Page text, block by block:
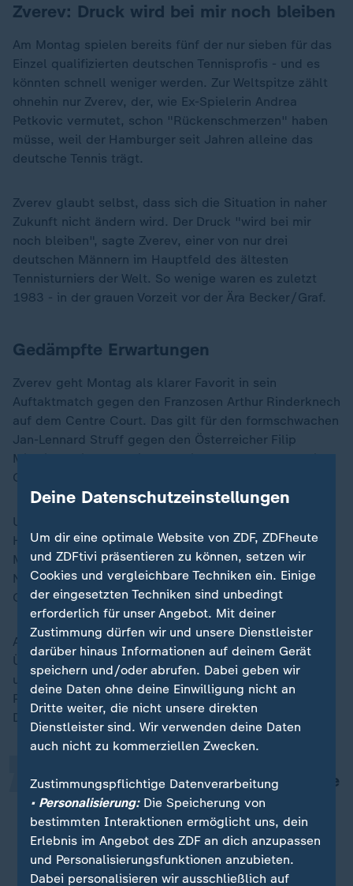
Zverev: Druck wird bei mir noch bleiben
Am Montag spielen bereits fünf der nur sieben für das
Einzel qualifizierten deutschen Tennisprofis - und es
könnten schnell weniger werden. Zur Weltspitze zählt
ohnehin nur Zverev, der, wie Ex-Spielerin Andrea
Petkovic vermutet, schon "Rückenschmerzen" haben
müsse, weil der Hamburger seit Jahren alleine das
deutsche Tennis trägt.
Zverev glaubt selbst, dass sich die Situation in naher
Zukunft nicht ändern wird. Der Druck "wird bei mir
noch bleiben", sagte Zverev, einer von nur drei
deutschen Männern im Hauptfeld des ältesten
Tennisturniers der Welt. So wenige waren es zuletzt
1983 - in der grauen Vorzeit vor der Ära Becker/Graf.
Gedämpfte Erwartungen
Zverev geht Montag als klarer Favorit in sein
Auftaktmatch gegen den Franzosen Arthur Rinderknech
auf dem Centre Court. Das gilt für den formschwachen
Jan-Lennard Struff gegen den Österreicher Filip
Misolic sowie für Daniel Altmaier gegen den Kanadier
Gabriel Diallo nicht.
Und bei den deutschen Frauen? Da ruhen die
Hoffnungen vor allem auf Queen's-Siegerin Tatjana
Maria. Die 37-Jährige greift ebenso wie
Nachwuchshoffnung Ella Seidel erst am Dienstag ins
Geschehen ein.
Am ersten Turniertag kämpfen Australian-Open-
Überraschung Eva Lys (gegen die Chinesin Yuan Yue)
und Laura Siegemund (gegen die US-Amerikanerin
Peyton Stearns) um den Einzug in die zweite Runde.
Die Erwartungshaltung ist gedämpft.
Ich möchte Wimbledon genießen, die
Atmosphäre aufsaugen und alles so
nehmen, wie es kommt.
„
Eva Lys
Deine Datenschutzeinstellungen
Um dir eine optimale Website von ZDF, ZDFheute
und ZDFtivi präsentieren zu können, setzen wir
Cookies und vergleichbare Techniken ein. Einige
der eingesetzten Techniken sind unbedingt
erforderlich für unser Angebot. Mit deiner
Zustimmung dürfen wir und unsere Dienstleister
darüber hinaus Informationen auf deinem Gerät
speichern und/oder abrufen. Dabei geben wir
deine Daten ohne deine Einwilligung nicht an
Dritte weiter, die nicht unsere direkten
Dienstleister sind. Wir verwenden deine Daten
auch nicht zu kommerziellen Zwecken.
Zustimmungspflichtige Datenverarbeitung
• Personalisierung:Die Speicherung von
bestimmten Interaktionen ermöglicht uns, dein
Erlebnis im Angebot des ZDF an dich anzupassen
und Personalisierungsfunktionen anzubieten.
Dabei personalisieren wir ausschließlich auf